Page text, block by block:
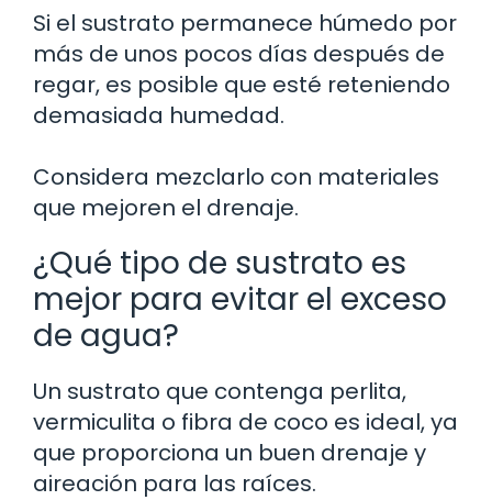
Si el sustrato permanece húmedo por
más de unos pocos días después de
regar, es posible que esté reteniendo
demasiada humedad.
Considera mezclarlo con materiales
que mejoren el drenaje.
¿Qué tipo de sustrato es
mejor para evitar el exceso
de agua?
Un sustrato que contenga perlita,
vermiculita o fibra de coco es ideal, ya
que proporciona un buen drenaje y
aireación para las raíces.